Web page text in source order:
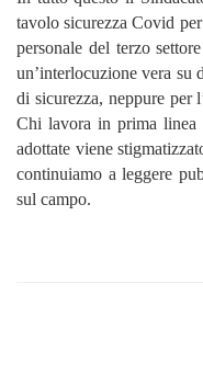
tavolo sicurezza Covid
personale del terzo
un’interlocuzione vera su
di sicurezza, neppure per
Chi lavora in prima linea
adottate viene
continuiamo a leggere
sul campo.